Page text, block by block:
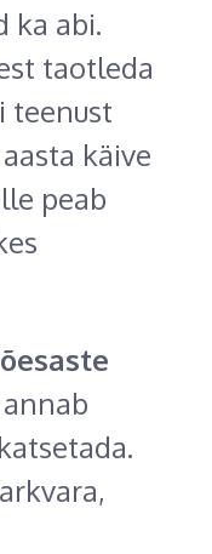
ka abi.
taotleda
teenust
käive
peab